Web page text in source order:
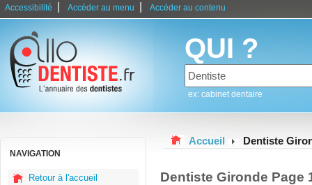
Accessibilité Accéder au menu Accéder au contenu
QUI ?
ex: cabinet dentaire
NAVIGATION
Retour à l'accueil
Accueil Dentiste
Dentiste Gironde Page